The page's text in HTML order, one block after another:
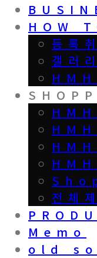
HOW
등록
갤러리
HMH
HMH
HMH
HMH
HMH
전체
Memo
old